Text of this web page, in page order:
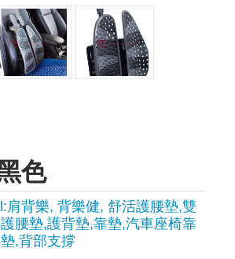
色
肩背樂, 背樂健, 舒活護腰墊,雙
腰墊,護背墊,靠墊,汽車座椅靠
,背部支撐